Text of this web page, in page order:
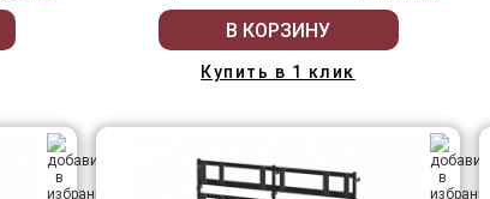
В КОРЗИНУ
Купить в 1 клик